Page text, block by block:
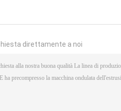
direttamente a noi